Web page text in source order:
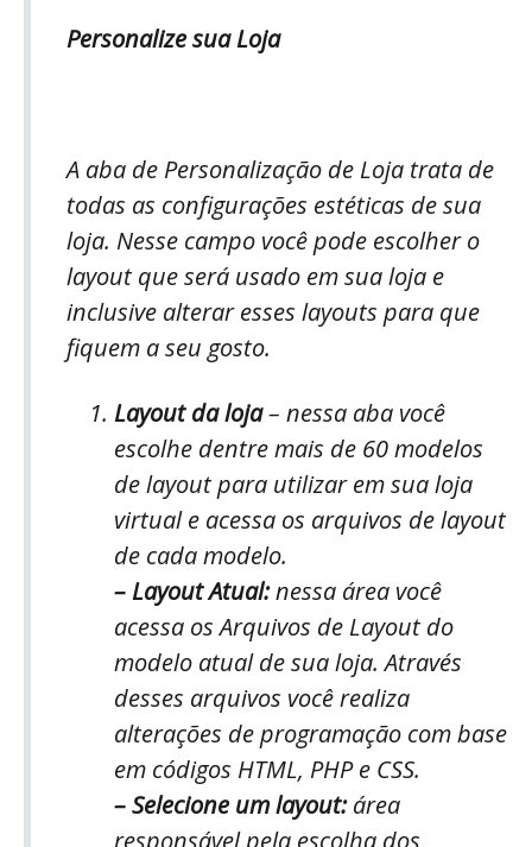
Personalize sua Loja
A aba de Personalização de Loja trata de
todas as configurações estéticas de sua
loja. Nesse campo você pode escolher o
layout que será usado em sua loja e
inclusive alterar esses layouts para que
fiquem a seu gosto.
Layout da loja– nessa aba você
escolhe dentre mais de 60 modelos
de layout para utilizar em sua loja
virtual e acessa os arquivos de layout
de cada modelo.
– Layout Atual:nessa área você
acessa os Arquivos de Layout do
modelo atual de sua loja. Através
desses arquivos você realiza
alterações de programação com base
em códigos HTML, PHP e CSS.
– Selecione um layout:área
responsável pela escolha dos